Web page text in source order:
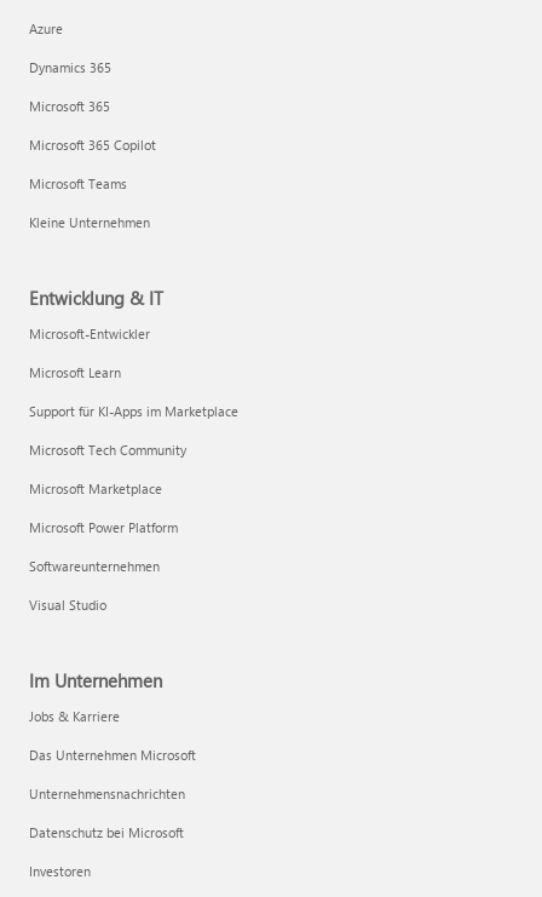
Azure
Dynamics 365
Microsoft 365
Microsoft 365 Copilot
Microsoft Teams
Kleine Unternehmen
Entwicklung & IT
Microsoft-Entwickler
Microsoft Learn
Support für KI-Apps im Marketplace
Microsoft Tech Community
Microsoft Marketplace
Microsoft Power Platform
Softwareunternehmen
Visual Studio
Im Unternehmen
Jobs & Karriere
Das Unternehmen Microsoft
Unternehmensnachrichten
Datenschutz bei Microsoft
Investoren